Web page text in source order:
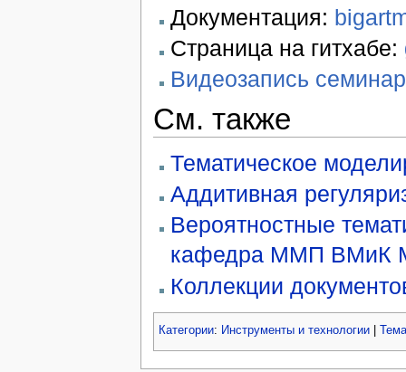
Документация:
Страница на гитхабе:
Видеозапись
См. также
Тематическое
Аддитивная
Вероятностные
кафедра ММП ВМиК
Коллекции
Категории: Инструменты и технологии|